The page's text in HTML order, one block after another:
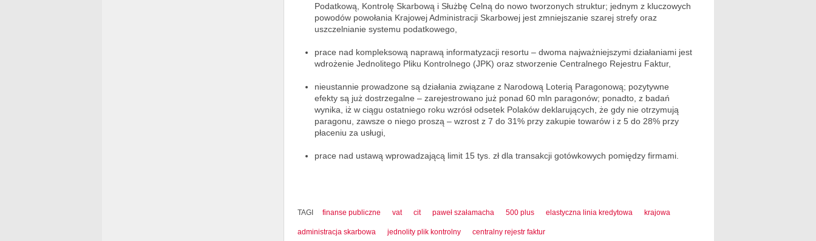
Podatkową, Kontrolę Skarbową i Służbę Celną do nowo tworzonych struktur; jednym z kluczowych
powodów powołania Krajowej Administracji Skarbowej jest zmniejszanie szarej strefy oraz
uszczelnianie systemu podatkowego,
prace nad kompleksową naprawą informatyzacji resortu – dwoma najważniejszymi działaniami jest
wdrożenie Jednolitego Pliku Kontrolnego (JPK) oraz stworzenie Centralnego Rejestru Faktur,
nieustannie prowadzone są działania związane z Narodową Loterią Paragonową; pozytywne
efekty są już dostrzegalne – zarejestrowano już ponad 60 mln paragonów; ponadto, z badań
wynika, iż w ciągu ostatniego roku wzrósł odsetek Polaków deklarujących, że gdy nie otrzymują
paragonu, zawsze o niego proszą – wzrost z 7 do 31% przy zakupie towarów i z 5 do 28% przy
płaceniu za usługi,
prace nad ustawą wprowadzającą limit 15 tys. zł dla transakcji gotówkowych pomiędzy firmami.
TAGI finanse publiczne vat cit paweł szałamacha 500 plus elastyczna linia kredytowa krajowa
administracja skarbowa jednolity plik kontrolny centralny rejestr faktur